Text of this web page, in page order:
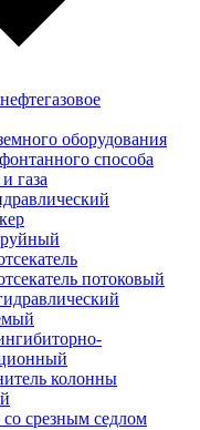
оборудования
способа
газа
потоковый
колонны
срезным седлом